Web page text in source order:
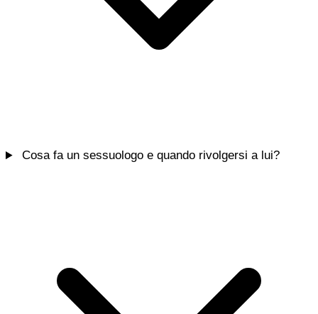
Cosa fa un sessuologo e quando rivolgersi a lui?